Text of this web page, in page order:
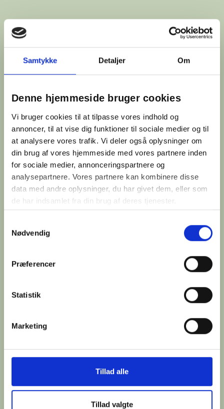
Samtykke Detaljer Om
Denne hjemmeside bruger cookies
Vi bruger cookies til at tilpasse vores indhold og
annoncer, til at vise dig funktioner til sociale medier og til
at analysere vores trafik. Vi deler også oplysninger om
din brug af vores hjemmeside med vores partnere inden
for sociale medier, annonceringspartnere og
analysepartnere. Vores partnere kan kombinere disse
data med andre oplysninger, du har givet dem, eller som
de har indsamlet fra din brug af deres tjenester.
Nødvendig
Præferencer
Statistik
Marketing
Tillad alle
Tillad valgte